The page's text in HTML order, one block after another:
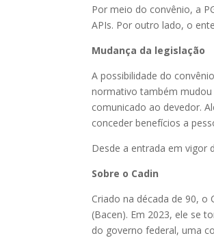
Por meio do convênio, a
APIs. Por outro lado, o
Mudança da legislação
A possibilidade do
normativo também mudou
comunicado ao devedor.
conceder benefícios a
Desde a entrada em vigor
Sobre o Cadin
Criado na década de 90,
(Bacen). Em 2023, ele se
do governo federal, uma